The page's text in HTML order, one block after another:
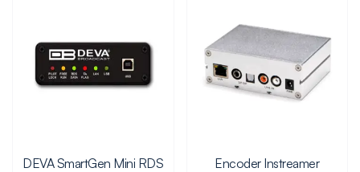
DEVA SmartGen Mini RDS Encoder Instreamer